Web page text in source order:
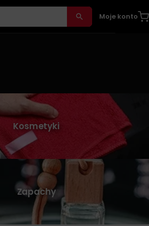
Moje konto
Kosmetyki
Zapachy